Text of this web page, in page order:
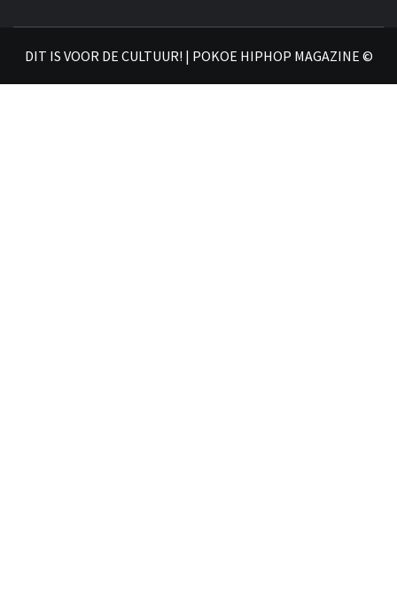
DIT IS VOOR DE CULTUUR! | POKOE HIPHOP MAGAZINE ©